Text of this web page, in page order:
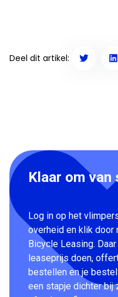
Deel dit artikel:
Klaar om
Log in op het
overheid en klik door
Bicycle Leasing.
leaseprijs doen,
bestellen en je
een stapje dichter bij